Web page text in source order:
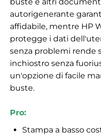
autorigenerante
affidabile, mentre HP
protegge i dati
senza problemi rende
inchiostro senza
un'opzione di facile
buste.
Pro:
Stampa a basso